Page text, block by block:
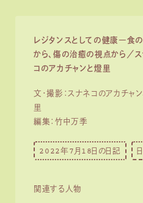
レジタンスとしての健康―食
から、傷の治癒の視点から／
コのアカチャンと燈里
文・撮影：スナネコのアカチャ
里
編集：竹中万季
2022年7月18日の日記
関連する人物